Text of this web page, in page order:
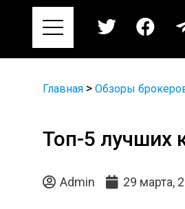
Главная > Обзоры
Топ-5 лучших
Admin 29 марта,